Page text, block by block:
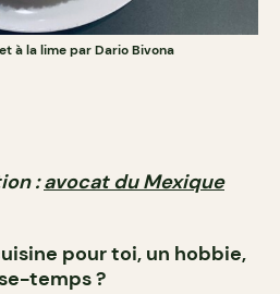
à la lime par Dario Bivona
:avocat du Mexique
pour toi, un hobbie,
temps ?